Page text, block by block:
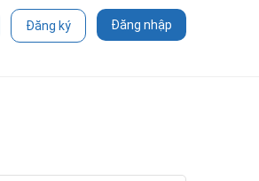
Đăng nhập
Đăng ký